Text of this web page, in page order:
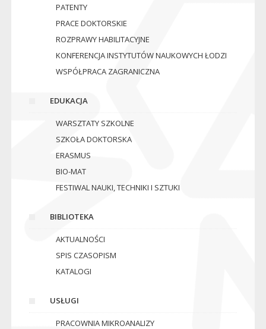
PATENTY
PRACE DOKTORSKIE
ROZPRAWY HABILITACYJNE
KONFERENCJA INSTYTUTÓW NAUKOWYCH ŁODZI
WSPÓŁPRACA ZAGRANICZNA
EDUKACJA
WARSZTATY SZKOLNE
SZKOŁA DOKTORSKA
ERASMUS
BIO-MAT
FESTIWAL NAUKI, TECHNIKI I SZTUKI
BIBLIOTEKA
AKTUALNOŚCI
SPIS CZASOPISM
KATALOGI
USŁUGI
PRACOWNIA MIKROANALIZY